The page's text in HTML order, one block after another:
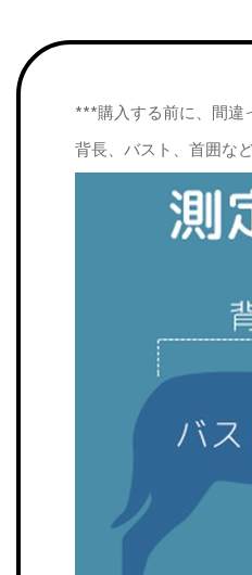
***購入する前に、間違
背長、バスト、首囲な